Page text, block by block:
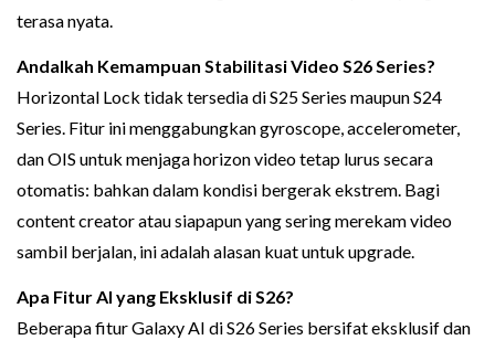
terasa nyata.
Andalkah Kemampuan Stabilitasi Video S26 Series?
Horizontal Lock tidak tersedia di S25 Series maupun S24
Series. Fitur ini menggabungkan gyroscope, accelerometer,
dan OIS untuk menjaga horizon video tetap lurus secara
otomatis: bahkan dalam kondisi bergerak ekstrem. Bagi
content creator atau siapapun yang sering merekam video
sambil berjalan, ini adalah alasan kuat untuk upgrade.
Apa Fitur AI yang Eksklusif di S26?
Beberapa fitur Galaxy AI di S26 Series bersifat eksklusif dan